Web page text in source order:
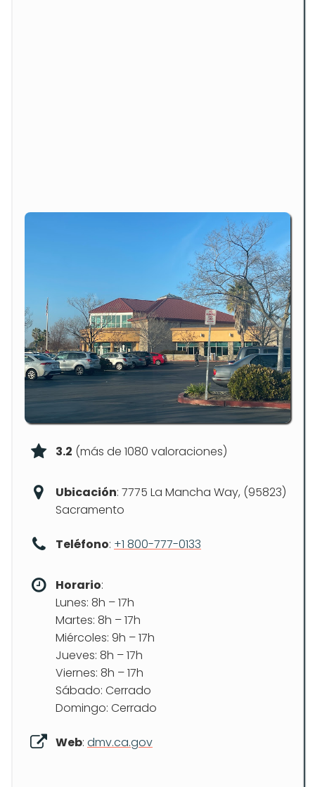
3.2 (más de 1080 valoraciones)
Ubicación: 7775 La Mancha Way, (95823)
Sacramento
Teléfono: +1 800-777-0133
Horario:
Lunes: 8h – 17h
Martes: 8h – 17h
Miércoles: 9h – 17h
Jueves: 8h – 17h
Viernes: 8h – 17h
Sábado: Cerrado
Domingo: Cerrado
Web: dmv.ca.gov